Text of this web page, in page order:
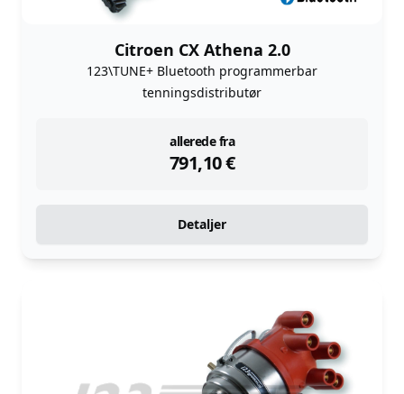
Citroen CX Athena 2.0
123\TUNE+ Bluetooth programmerbar
tenningsdistributør
allerede fra
791,10€
instock
Detaljer